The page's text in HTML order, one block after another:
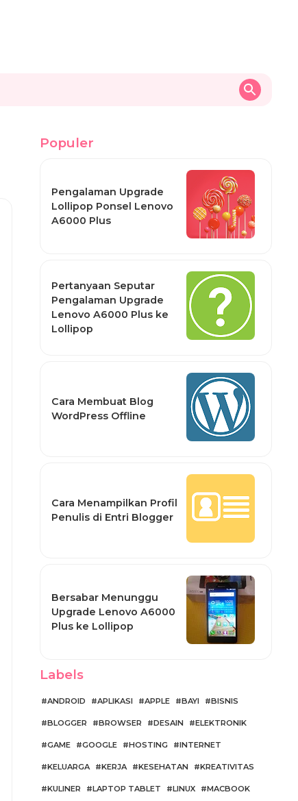
Populer
Pengalaman Upgrade
Lollipop Ponsel Lenovo
A6000 Plus
Pertanyaan Seputar
Pengalaman Upgrade
Lenovo A6000 Plus ke
Lollipop
Cara Membuat Blog
WordPress Offline
Cara Menampilkan Profil
Penulis di Entri Blogger
Bersabar Menunggu
Upgrade Lenovo A6000
Plus ke Lollipop
Labels
ANDROID APLIKASI APPLE BAYI BISNIS
BLOGGER BROWSER DESAIN ELEKTRONIK
GAME GOOGLE HOSTING INTERNET
KELUARGA KERJA KESEHATAN KREATIVITAS
KULINER LAPTOP TABLET LINUX MACBOOK